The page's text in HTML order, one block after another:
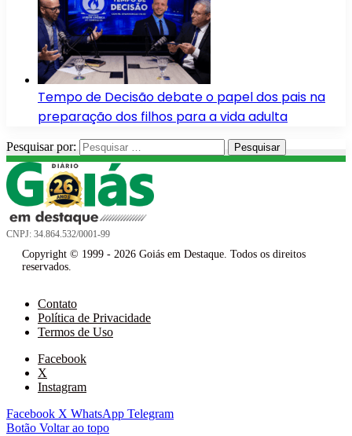
Tempo de Decisão debate o papel dos pais na
preparação dos filhos para a vida adulta
Pesquisar por:
CNPJ: 34.864.532/0001-99
Copyright © 1999 - 2026 Goiás em Destaque. Todos os direitos
reservados.
Contato
Política de Privacidade
Termos de Uso
Facebook
X
Instagram
Facebook X WhatsApp Telegram
Botão Voltar ao topo